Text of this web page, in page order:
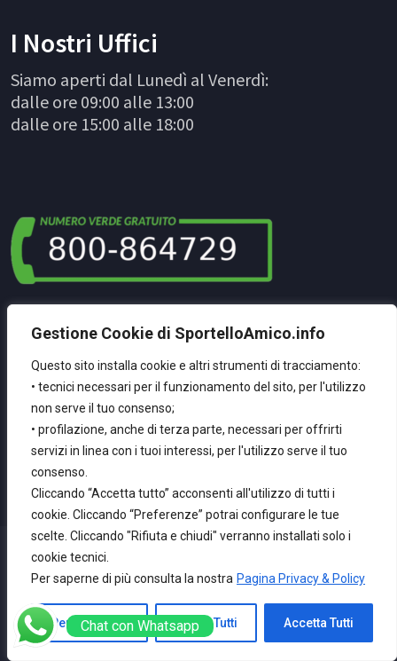
Gestione Cookie di SportelloAmico.info
Questo sito installa cookie e altri strumenti di tracciamento:
• tecnici necessari per il funzionamento del sito, per l'utilizzo
non serve il tuo consenso;
• profilazione, anche di terza parte, necessari per offrirti
servizi in linea con i tuoi interessi, per l'utilizzo serve il tuo
consenso.
Cliccando “Accetta tutto” acconsenti all'utilizzo di tutti i
cookie. Cliccando “Preferenze” potrai configurare le tue
scelte. Cliccando "Rifiuta e chiudi" verranno installati solo i
cookie tecnici.
Per saperne di più consulta la nostra Pagina Privacy & Policy
Personalizza Rifiuta Tutti Accetta Tutti
I Nostri Uffici
Siamo aperti dal Lunedì al Venerdì:
dalle ore 09:00 alle 13:00
dalle ore 15:00 alle 18:00
La Nostra NewsLetter
Registrati Per Ricevere Le Nostre Ultime Novità
Inserisci La Tua Email
Privacy &
Policy
Chi Siamo
Contattaci
Software & Infrastructure
Chat con Whatsapp